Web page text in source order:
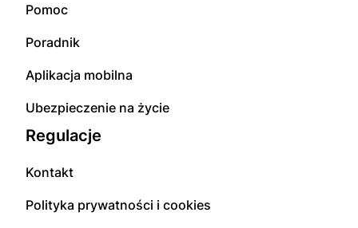
Pomoc
Poradnik
Aplikacja mobilna
Ubezpieczenie na życie
Regulacje
Kontakt
Polityka prywatności i cookies